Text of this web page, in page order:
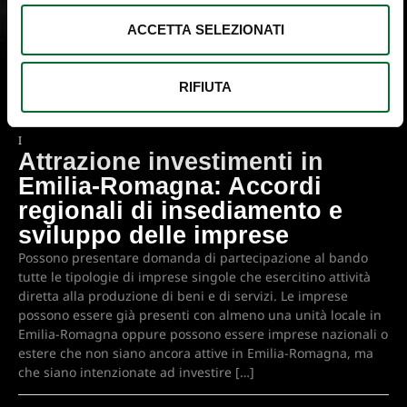
ACCETTA SELEZIONATI
RIFIUTA
B
V
I
Attrazione investimenti in
Emilia-Romagna: Accordi
regionali di insediamento e
sviluppo delle imprese
Possono presentare domanda di partecipazione al bando
tutte le tipologie di imprese singole che esercitino attività
diretta alla produzione di beni e di servizi. Le imprese
possono essere già presenti con almeno una unità locale in
Emilia-Romagna oppure possono essere imprese nazionali o
estere che non siano ancora attive in Emilia-Romagna, ma
che siano intenzionate ad investire […]